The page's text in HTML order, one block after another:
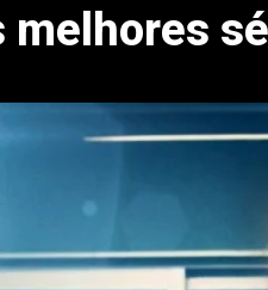
melhores